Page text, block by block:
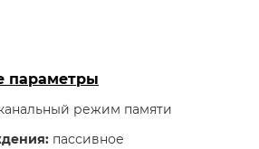
параметры
режим памяти
пассивное